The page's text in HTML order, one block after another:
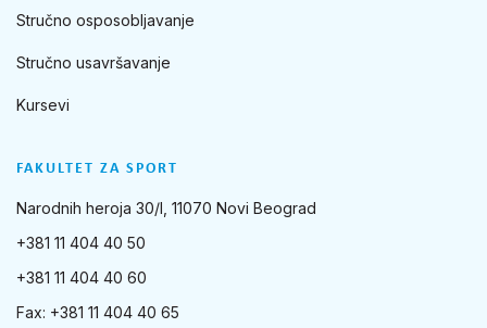
FAKULTET ZA SPORT
Narodnih heroja 30/I, 11070 Novi Beograd
+381 11 404 40 50
+381 11 404 40 60
Fax: +381 11 404 40 65
Stručno osposobljavanje
Stručno usavršavanje
Kursevi